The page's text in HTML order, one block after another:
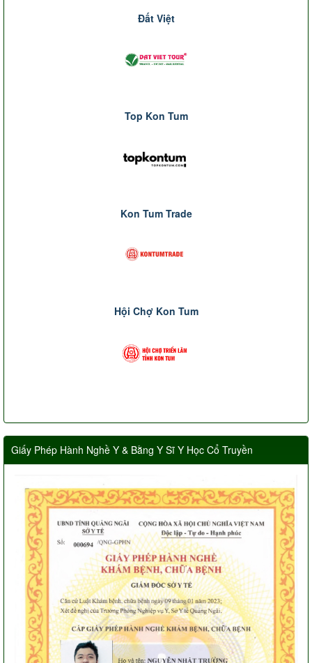
Đất Việt
Top Kon Tum
Kon Tum Trade
Hội Chợ Kon Tum
Giấy Phép Hành Nghề Y & Bằng Y Sĩ Y Học Cổ Truyền